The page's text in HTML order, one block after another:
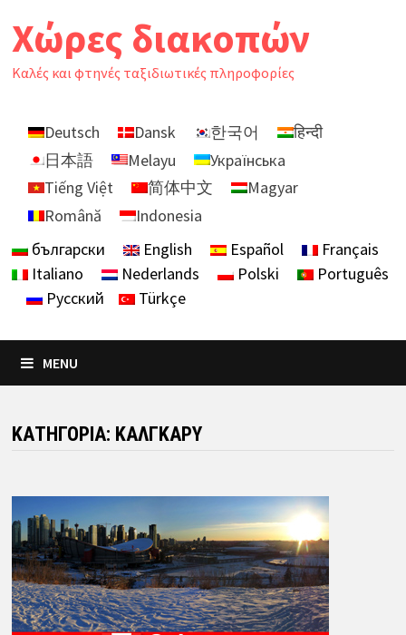
toΧώρες διακοπών
Καλές και φτηνές ταξιδιωτικές πληροφορίες
Deutsch Dansk 한국어
हिन्दी
日本語
Melayu
Українська
Tiếng Việt
简体中文
Magyar
Română
Indonesia
български
English Español
Français
Italiano
Nederlands Polski
Português
Русский
Türkçe
MENU
ΚΑΤΗΓΟΡΊΑ: ΚΆΛΓΚΑΡΥ